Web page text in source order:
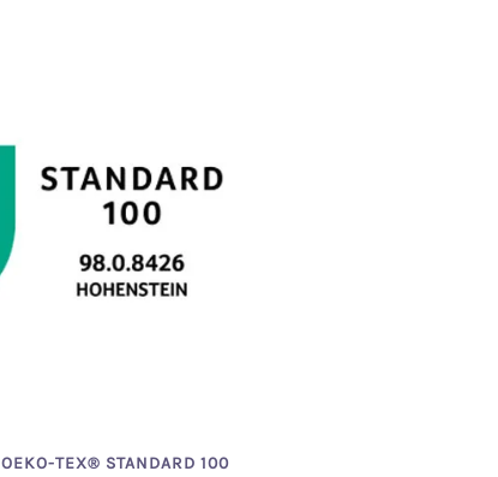
OEKO-TEX® STANDARD 100